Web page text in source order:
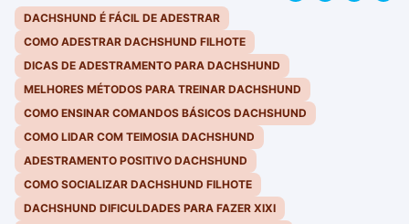
DACHSHUND É FÁCIL DE ADESTRAR
COMO ADESTRAR DACHSHUND FILHOTE
DICAS DE ADESTRAMENTO PARA DACHSHUND
MELHORES MÉTODOS PARA TREINAR DACHSHUND
COMO ENSINAR COMANDOS BÁSICOS DACHSHUND
COMO LIDAR COM TEIMOSIA DACHSHUND
ADESTRAMENTO POSITIVO DACHSHUND
COMO SOCIALIZAR DACHSHUND FILHOTE
DACHSHUND DIFICULDADES PARA FAZER XIXI